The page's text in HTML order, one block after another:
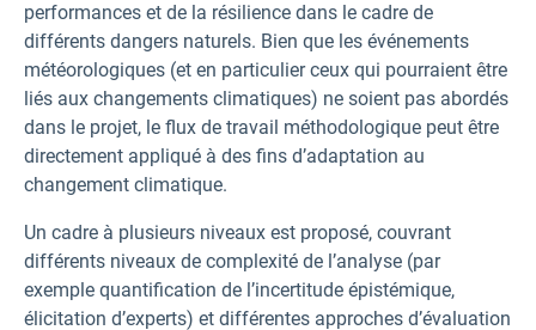
performances et de la résilience dans le cadre de
différents dangers naturels. Bien que les événements
météorologiques (et en particulier ceux qui pourraient être
liés aux changements climatiques) ne soient pas abordés
dans le projet, le flux de travail méthodologique peut être
directement appliqué à des fins d’adaptation au
changement climatique.
Un cadre à plusieurs niveaux est proposé, couvrant
différents niveaux de complexité de l’analyse (par
exemple quantification de l’incertitude épistémique,
élicitation d’experts) et différentes approches d’évaluation